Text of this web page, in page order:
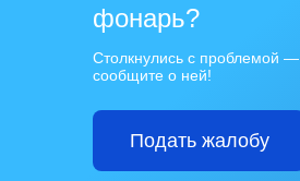
фонарь?
Столкнулись с проблемой —
сообщите о ней!
Подать жалобу